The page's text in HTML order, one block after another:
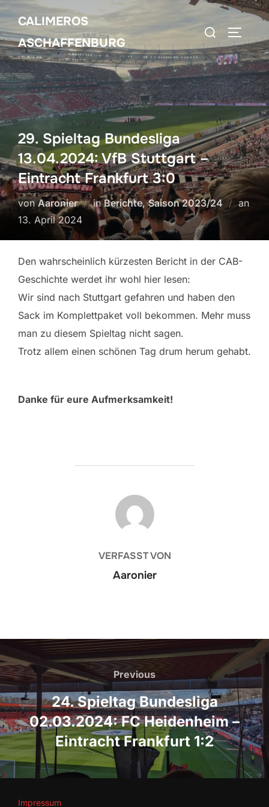
Zum
Inhalt
springen
CALIMEROS
ASCHAFFENBURG
Suchen
nach:
29. Spieltag Bundesliga
13.04.2024: VfB Stuttgart –
Eintracht Frankfurt 3:0
vonAaronier inBerichte,Saison 2023/24
an
Veröffentlicht
13. April 2024
Den wahrscheinlich kürzesten Bericht in der CAB-
Geschichte werdet ihr wohl hier lesen:
Wir sind nach Stuttgart gefahren und haben den
Sack im Komplettpaket voll bekommen. Mehr muss
man zu diesem Spieltag nicht sagen.
Trotz allem einen schönen Tag drum herum gehabt.
Danke für eure Aufmerksamkeit!
BEITRAGSAUTOR
VERFASST VON
Aaronier
Beitragsnavigation
Previous
Previous
24. Spieltag Bundesliga
02.03.2024: FC Heidenheim –
Eintracht Frankfurt 1:2
Impressum